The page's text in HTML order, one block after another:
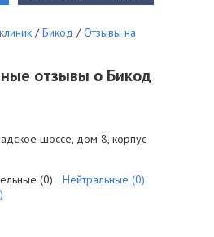
/ Бикод / Отзывы на
отзывы о Бикод
шоссе, дом 8, корпус
(0) Нейтральные (0)